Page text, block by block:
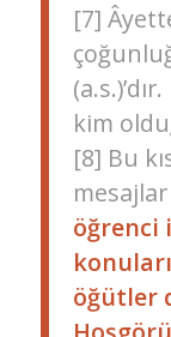
[7]
kim
[8] Bu
öğrenci
öğütler